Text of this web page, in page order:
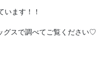
います！！
グスで調べてご覧ください♡